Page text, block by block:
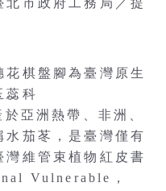
市政府工務局／提
棋盤腳為臺灣原生
蕊科
亞洲熱帶、非洲、
茄苳，是臺灣僅有
灣維管束植物紅皮書
Vulnerable，